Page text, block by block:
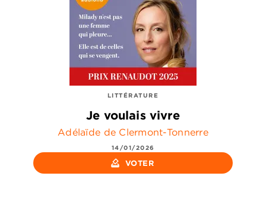
LITTÉRATURE
Je voulais vivre
Adélaïde de Clermont-Tonnerre
14/01/2026
how_to_vote VOTER